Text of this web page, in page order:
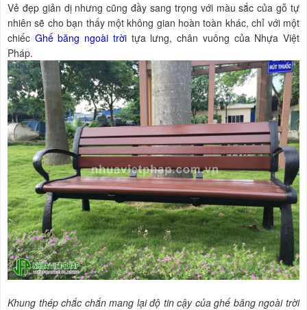
Vẻ đẹp giản dị nhưng cũng đầy sang trọng với màu sắc của gỗ tự
nhiên sẽ cho bạn thấy một không gian hoàn toàn khác, chỉ với một
chiếc Ghế băng ngoài trờitựa lưng, chân vuông của Nhựa Việt
Pháp.
Khung thép chắc chắn mang lại độ tin cậy của ghế băng ngoài trời